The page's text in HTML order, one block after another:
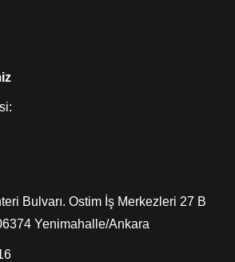
Bulvarı. Ostim İş Merkezleri 27 B
Yenimahalle/Ankara